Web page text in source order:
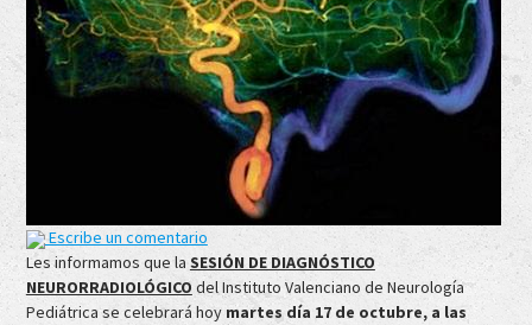
Escribe un comentario
Les informamos que la SESIÓN DE DIAGNÓSTICO
NEURORRADIOLÓGICO del Instituto Valenciano de Neurología
Pediátrica se celebrará hoy martes día 17 de octubre, a las